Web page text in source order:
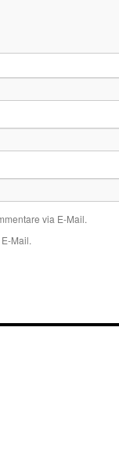
via E-Mail.
Mail.